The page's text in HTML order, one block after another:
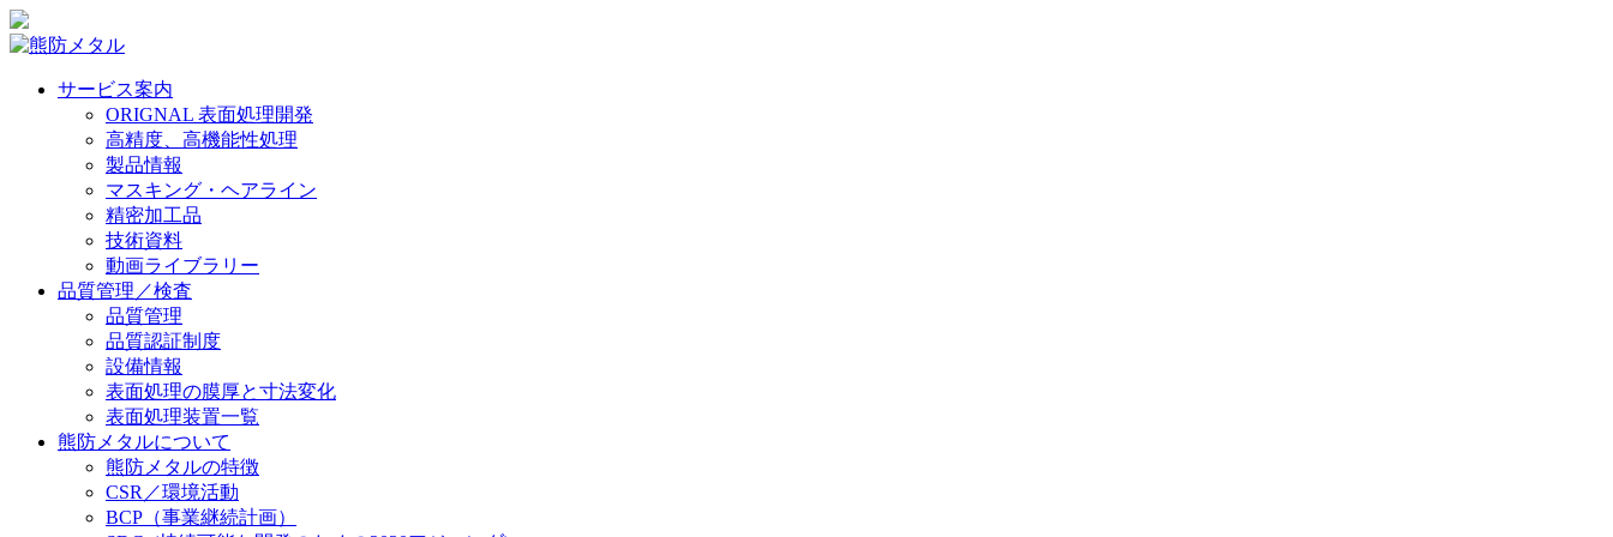
サービス案内
ORIGNAL 表面処理開発
高精度、高機能性処理
製品情報
マスキング・ヘアライン
精密加工品
技術資料
動画ライブラリー
品質管理／検査
品質管理
品質認証制度
設備情報
表面処理の膜厚と寸法変化
表面処理装置一覧
熊防メタルについて
熊防メタルの特徴
CSR／環境活動
BCP（事業継続計画）